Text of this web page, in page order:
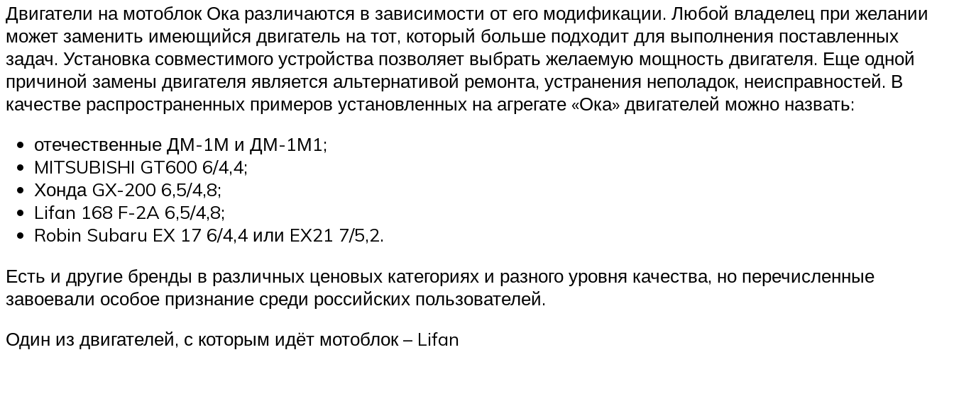
Двигатели на мотоблок Ока различаются в зависимости от его модификации. Любой владелец при желании
может заменить имеющийся двигатель на тот, который больше подходит для выполнения поставленных
задач. Установка совместимого устройства позволяет выбрать желаемую мощность двигателя. Еще одной
причиной замены двигателя является альтернативой ремонта, устранения неполадок, неисправностей. В
качестве распространенных примеров установленных на агрегате «Ока» двигателей можно назвать:
отечественные ДМ-1М и ДМ-1М1;
MITSUBISHI GT600 6/4,4;
Хонда GX-200 6,5/4,8;
Lifan 168 F-2A 6,5/4,8;
Robin Subaru EX 17 6/4,4 или EX21 7/5,2.
Есть и другие бренды в различных ценовых категориях и разного уровня качества, но перечисленные
завоевали особое признание среди российских пользователей.
Один из двигателей, с которым идёт мотоблок – Lifan